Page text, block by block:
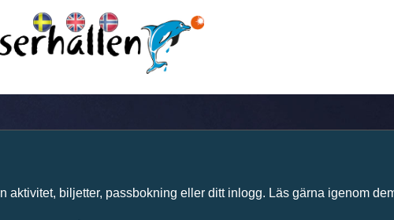
biljetter, passbokning eller ditt inlogg. Läs gärna igenom